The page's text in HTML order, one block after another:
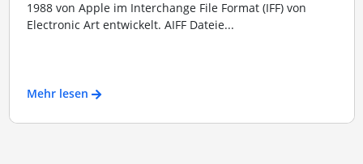
1988 von Apple im Interchange File Format (IFF) von
Electronic Art entwickelt. AIFF Dateie...
Mehr lesen